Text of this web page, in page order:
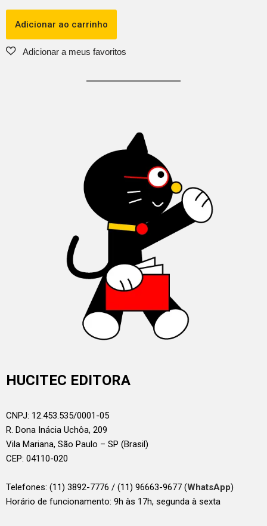
Adicionar ao carrinho
HUCITEC EDITORA
CNPJ: 12.453.535/0001-05
R. Dona Inácia Uchôa, 209
Vila Mariana, São Paulo – SP (Brasil)
CEP: 04110-020
Telefones: (11) 3892-7776 / (11) 96663-9677 (WhatsApp)
Horário de funcionamento: 9h às 17h, segunda à sexta